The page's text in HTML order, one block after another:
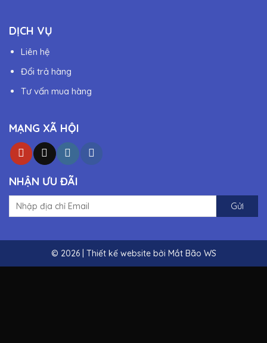
DỊCH VỤ
Liên hệ
Đổi trả hàng
Tư vấn mua hàng
MẠNG XÃ HỘI
NHẬN ƯU ĐÃI
© 2026 | Thiết kế website bởi Mắt Bão WS